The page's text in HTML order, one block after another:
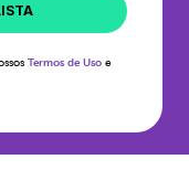
Termos de Uso e